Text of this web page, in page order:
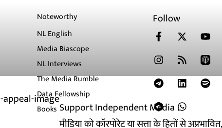
Support Independent Media
मीडिया को कॉरपोरेट या सत्ता के हितों से
Noteworthy
NL English
Media Biascope
NL Interviews
The Media Rumble
Data Fellowship
Books
Follow